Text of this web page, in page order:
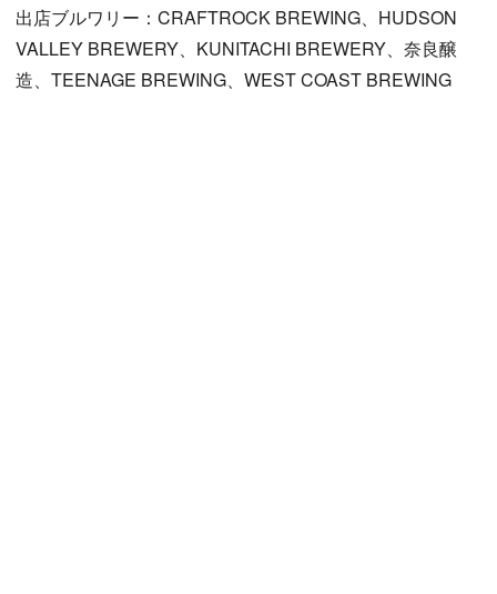
出店ブルワリー：CRAFTROCK BREWING、HUDSON
VALLEY BREWERY、KUNITACHI BREWERY、奈良醸
造、TEENAGE BREWING、WEST COAST BREWING